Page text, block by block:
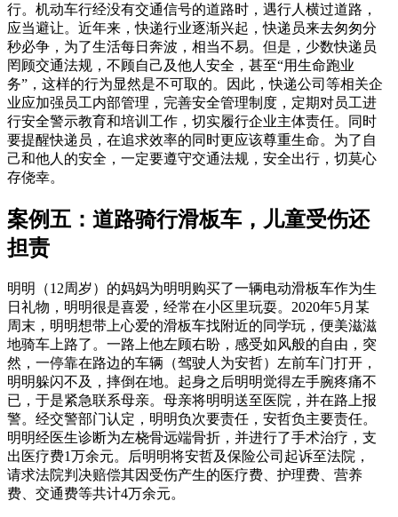
行。机动车行经没有交通信号的道路时，遇行人横过道路，
应当避让。近年来，快递行业逐渐兴起，快递员来去匆匆分
秒必争，为了生活每日奔波，相当不易。但是，少数快递员
罔顾交通法规，不顾自己及他人安全，甚至“用生命跑业
务”，这样的行为显然是不可取的。因此，快递公司等相关企
业应加强员工内部管理，完善安全管理制度，定期对员工进
行安全警示教育和培训工作，切实履行企业主体责任。同时
要提醒快递员，在追求效率的同时更应该尊重生命。为了自
己和他人的安全，一定要遵守交通法规，安全出行，切莫心
存侥幸。
案例五：道路骑行滑板车，儿童受伤还
担责
明明（12周岁）的妈妈为明明购买了一辆电动滑板车作为生
日礼物，明明很是喜爱，经常在小区里玩耍。2020年5月某
周末，明明想带上心爱的滑板车找附近的同学玩，便美滋滋
地骑车上路了。一路上他左顾右盼，感受如风般的自由，突
然，一停靠在路边的车辆（驾驶人为安哲）左前车门打开，
明明躲闪不及，摔倒在地。起身之后明明觉得左手腕疼痛不
已，于是紧急联系母亲。母亲将明明送至医院，并在路上报
警。经交警部门认定，明明负次要责任，安哲负主要责任。
明明经医生诊断为左桡骨远端骨折，并进行了手术治疗，支
出医疗费1万余元。后明明将安哲及保险公司起诉至法院，
请求法院判决赔偿其因受伤产生的医疗费、护理费、营养
费、交通费等共计4万余元。